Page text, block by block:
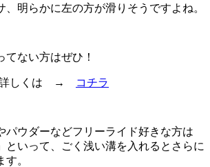
、明らかに左の方が滑りそうですよね。
ない方はぜひ！
詳しくは → コチラ
パウダーなどフリーライド好きな方は
といって、ごく浅い溝を入れるとさらに
。